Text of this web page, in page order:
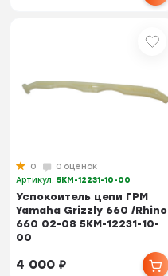
0
0 оценок
Артикул:5KM-12231-10-00
Успокоитель цепи ГРМ
Yamaha Grizzly 660 /Rhino
660 02-08 5KM-12231-10-
00
4 000₽